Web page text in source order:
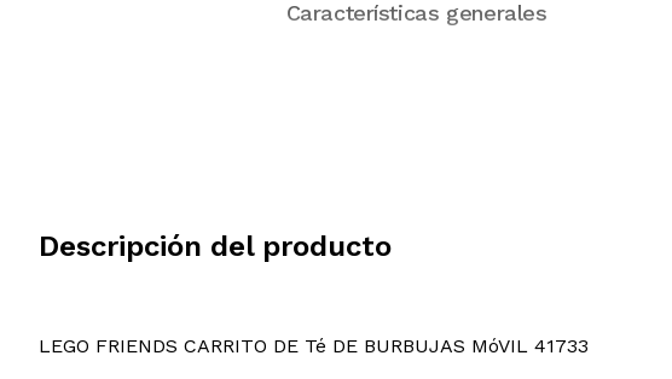
Características generales
Descripción del producto
LEGO FRIENDS CARRITO DE Té DE BURBUJAS MóVIL 41733